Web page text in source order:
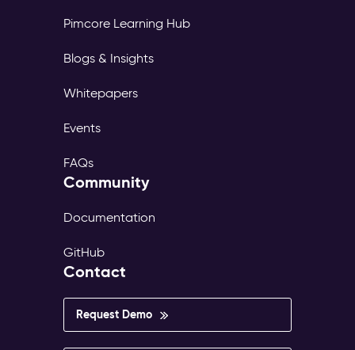
Pimcore Learning Hub
Blogs & Insights
Whitepapers
Events
FAQs
Community
Documentation
GitHub
Contact
Request Demo